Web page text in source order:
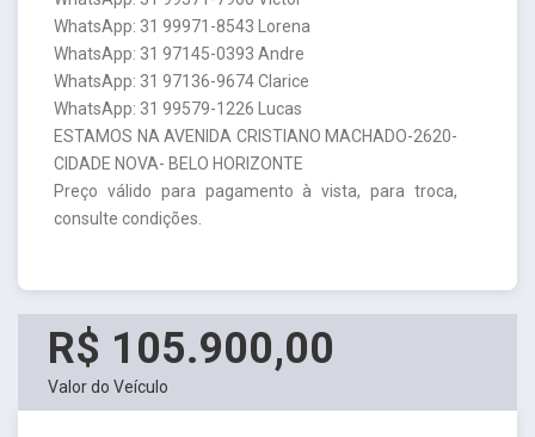
WhatsApp: 31 99971-8543 Lorena
WhatsApp: 31 97145-0393 Andre
WhatsApp: 31 97136-9674 Clarice
WhatsApp: 31 99579-1226 Lucas
ESTAMOS NA AVENIDA CRISTIANO MACHADO-2620-
CIDADE NOVA- BELO HORIZONTE
Preço válido para pagamento à vista, para troca,
consulte condições.
R$ 105.900,00
Valor do Veículo